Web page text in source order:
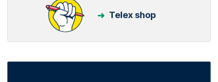
Telex shop